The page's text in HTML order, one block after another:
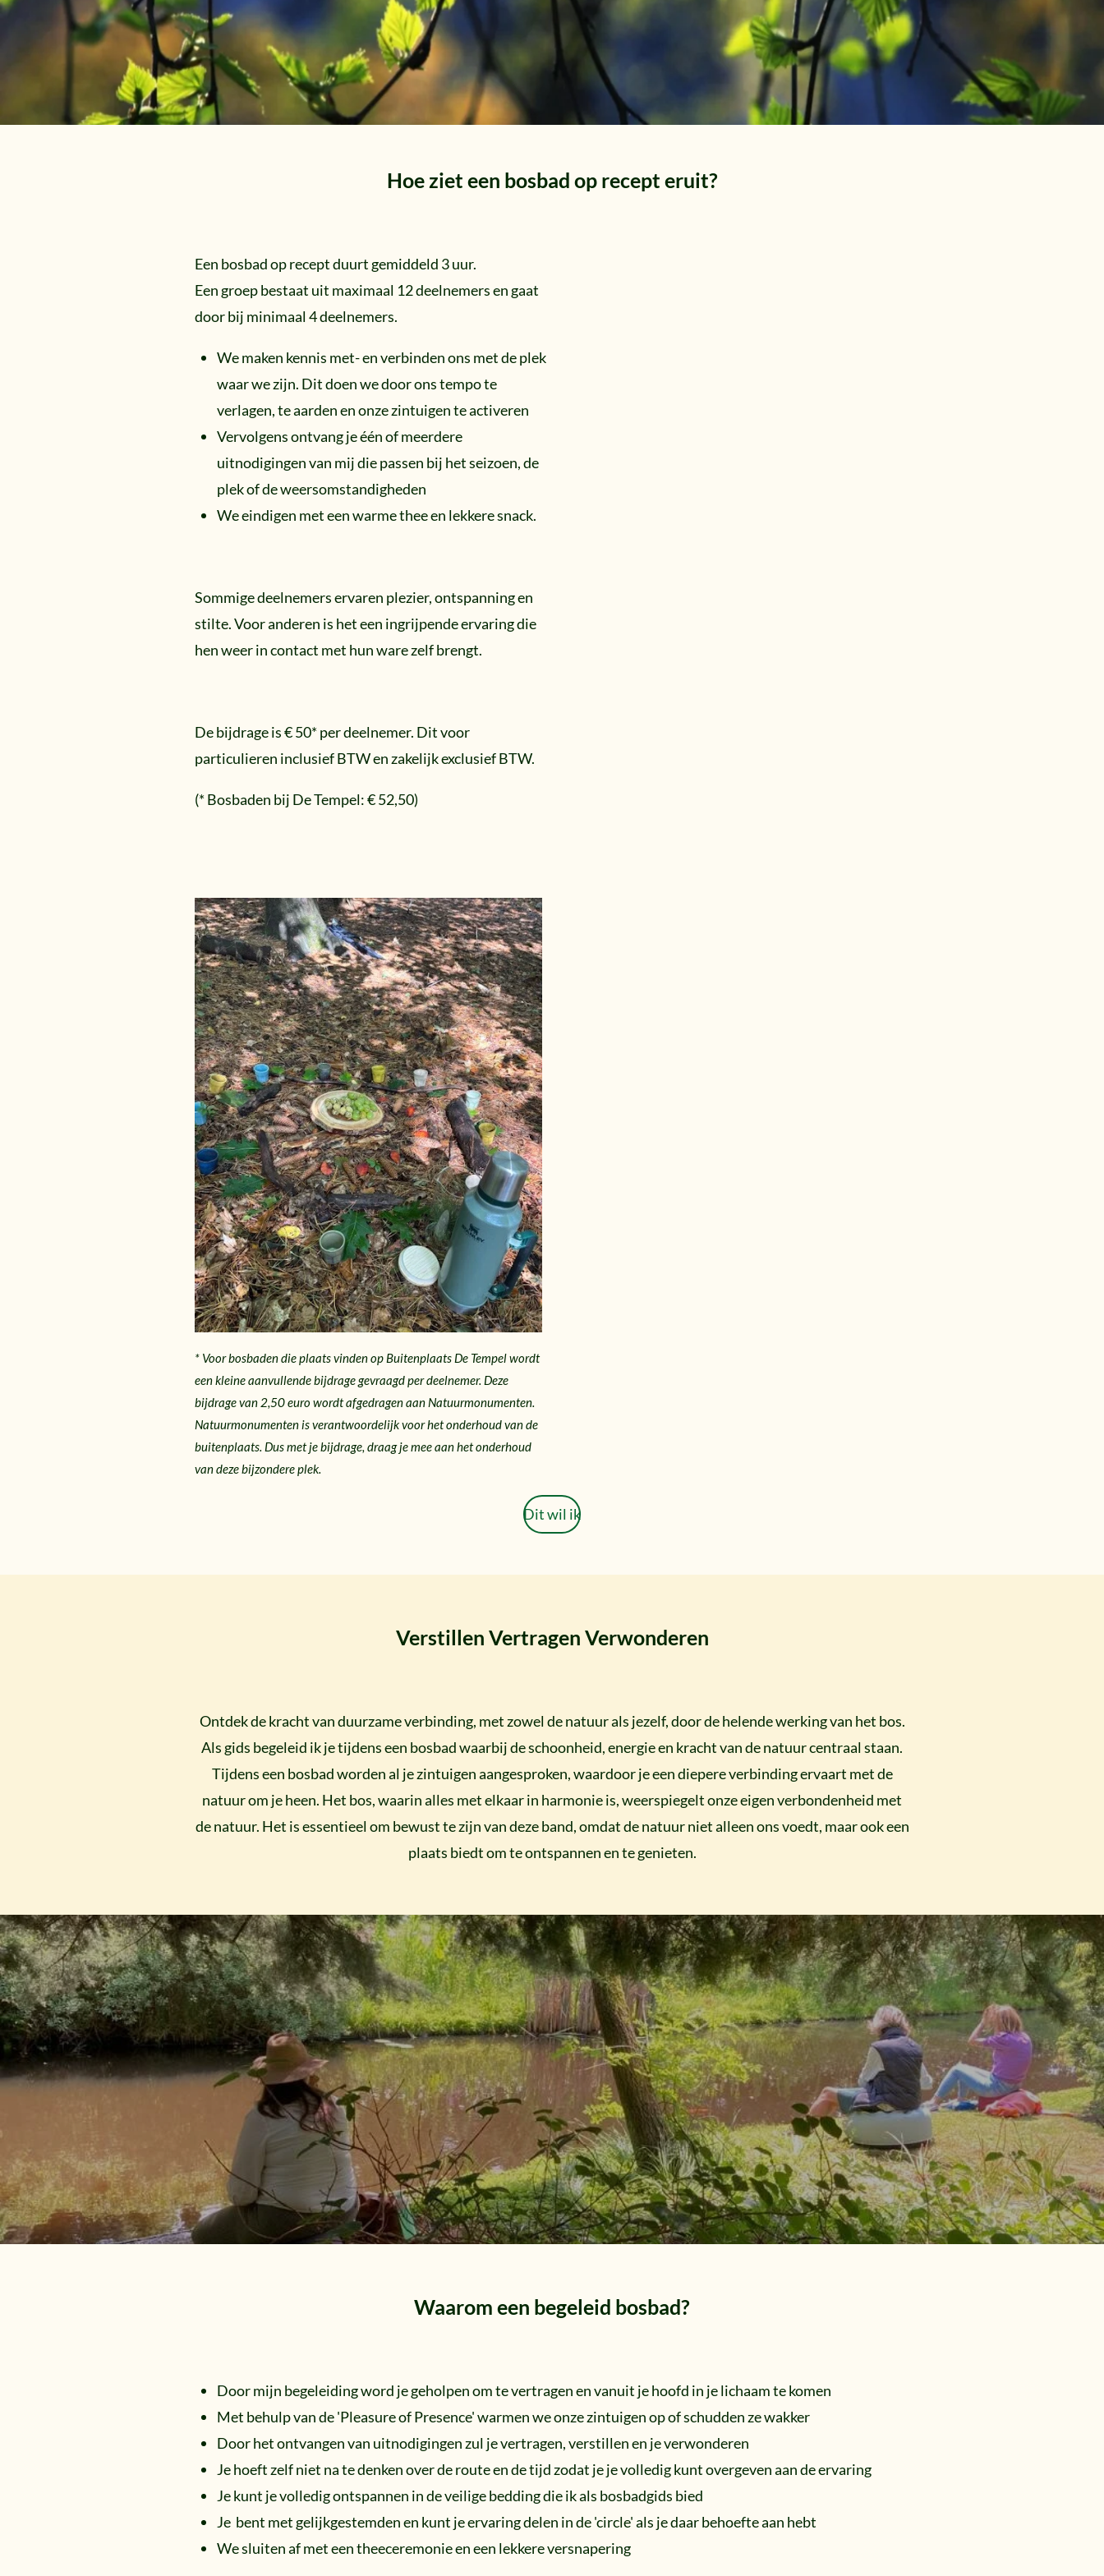
Hoe ziet een bosbad op recept eruit?
Een bosbad op recept duurt gemiddeld 3 uur.
Een groep bestaat uit maximaal 12 deelnemers en gaat
door bij minimaal 4 deelnemers.
We maken kennis met- en verbinden ons met de plek
waar we zijn. Dit doen we door ons tempo te
verlagen, te aarden en onze zintuigen te activeren
Vervolgens ontvang je één of meerdere
uitnodigingen van mij die passen bij het seizoen, de
plek of de weersomstandigheden
We eindigen met een warme thee en lekkere snack.
Sommige deelnemers ervaren plezier, ontspanning en
stilte. Voor anderen is het een ingrijpende ervaring die
hen weer in contact met hun ware zelf brengt.
De bijdrage is € 50* per deelnemer. Ditvoor
particulieren inclusief BTW enzakelijk exclusief BTW.
(* Bosbaden bij De Tempel: € 52,50)
* Voor bosbaden die plaats vinden op Buitenplaats De Tempel wordt
een kleine aanvullende bijdrage gevraagd per deelnemer. Deze
bijdrage van 2,50 euro wordt afgedragen aan Natuurmonumenten.
Natuurmonumenten is verantwoordelijk voor het onderhoud van de
buitenplaats. Dus met je bijdrage, draag je mee aan het onderhoud
van deze bijzondere plek.
Dit wil ik
Verstillen Vertragen Verwonderen
Ontdek de kracht van duurzame verbinding, met zowel de natuur als jezelf, door de helende werking van het bos.
Als gids begeleid ik je tijdens een bosbad waarbij de schoonheid, energie en kracht van de natuur centraal staan.
Tijdens een bosbad worden al je zintuigen aangesproken, waardoor je een diepere verbinding ervaart met de
natuur om je heen. Het bos, waarin alles met elkaar in harmonie is, weerspiegelt onze eigen verbondenheid met
de natuur. Het is essentieel om bewust te zijn van deze band, omdat de natuur niet alleen ons voedt, maar ook een
plaats biedt om te ontspannen en te genieten.
Waarom een begeleid bosbad?
Door mijn begeleiding word je geholpen om te vertragen en vanuit je hoofd in je lichaam te komen
Met behulp van de 'Pleasure of Presence' warmen we onze zintuigen op of schudden ze wakker
Door het ontvangen van uitnodigingen zul je vertragen, verstillen en je verwonderen
Je hoeft zelf niet na te denken over de route en de tijd zodat je je volledig kunt overgeven aan de ervaring
Je kunt je volledig ontspannen in de veilige bedding die ik als bosbadgids bied
Je bent met gelijkgestemden en kunt je ervaring delen in de 'circle' als je daar behoefte aan hebt
We sluiten af met een theeceremonie en een lekkere versnapering